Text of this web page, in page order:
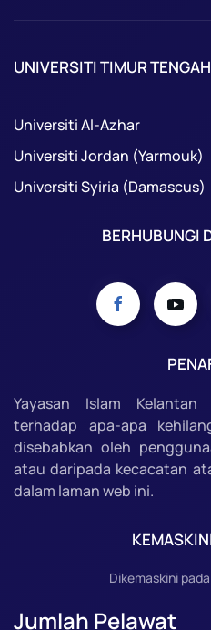
UNIVERSITI TIMUR TENGAH
Universiti Al-Azhar
Universiti Jordan (Yarmouk)
Universiti Syiria (Damascus)
BERHUBUNGI
Yayasan Islam Kelantan
terhadap apa-apa
disebabkan oleh
atau daripada kecacatan
dalam laman web ini.
Dikemaskini
Jumlah Pelawat